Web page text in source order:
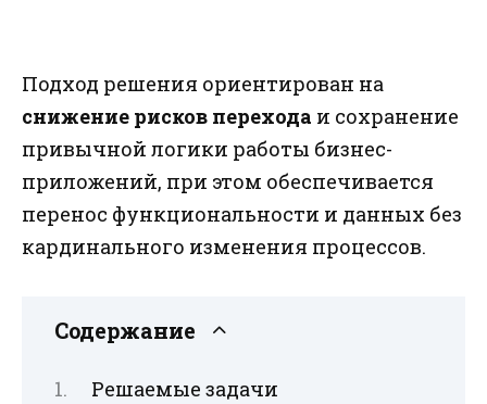
Подход решения ориентирован на
снижение рисков перехода и сохранение
привычной логики работы бизнес-
приложений, при этом обеспечивается
перенос функциональности и данных без
кардинального изменения процессов.
Содержание
Решаемые задачи